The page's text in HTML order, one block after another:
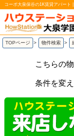
コーポ大泉保谷の1K賃貸アパート
TOPページ > 物件検索 >
こちらの
条件を変